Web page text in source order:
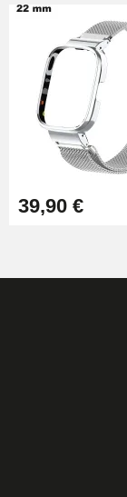
39,90 €